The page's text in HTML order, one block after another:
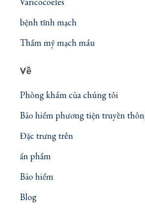
bệnh tĩnh mạch
Thẩm mỹ mạch máu
Về
Phòng khám của chúng tôi
Bảo hiểm phương tiện truyền
Đặc trưng trên
ấn phẩm
Bảo hiểm
Blog